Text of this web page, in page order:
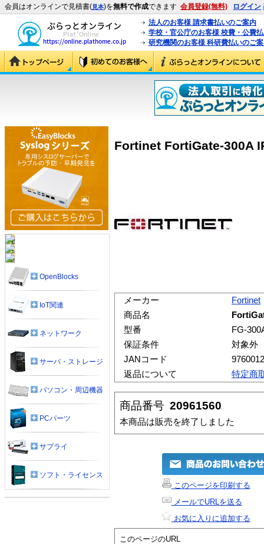
会員はオンラインで見積書(見本)を無料で作成できます 会員登録(無料) ログイン
法人のお客様 請求書払いのご案内
学校・官公庁のお客様 校費・公費
研究機関のお客様 科研費払いのご
Fortinet FortiGate-300A
メーカー
Fortinet
商品名
型番
FG-
保証条件
対象外
JANコード
返品について
特定商
商品番号 20961560
本商品は販売を終了しました
このページを印刷する
メールでURLを送る
お気に入りに追加する
このページのURL
OpenBlocks
IoT関連
ネットワーク
サーバ・ストレージ
パソコン・周辺機器
PCパーツ
サプライ
ソフト・ライセンス